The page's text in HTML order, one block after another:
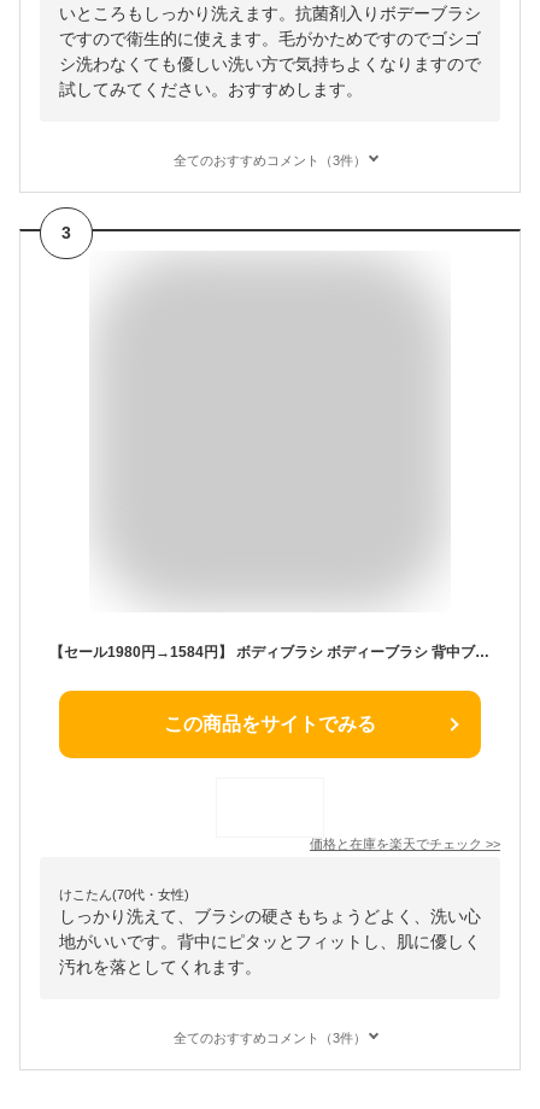
いところもしっかり洗えます。抗菌剤入りボデーブラシ
ですので衛生的に使えます。毛がかためですのでゴシゴ
シ洗わなくても優しい洗い方で気持ちよくなりますので
試してみてください。おすすめします。
全てのおすすめコメント（3件）
3
【セール1980円→1584円】 ボディブラシ ボディーブラシ 背中ブラシ 背中 背中ニキビ ニキビ 肌に優しい ブツブツ 柔らかい シャワーブラシ お風呂 洗う やわらかい ソフト ショート ボディー 硬め 黒ずみ お風呂グッズ 毛穴 孫の手 短め 極細毛 ハンド ブラシ ボディ 体
この商品をサイトでみる
価格と在庫を楽天でチェック >>
けこたん(70代・女性)
しっかり洗えて、ブラシの硬さもちょうどよく、洗い心
地がいいです。背中にピタッとフィットし、肌に優しく
汚れを落としてくれます。
全てのおすすめコメント（3件）